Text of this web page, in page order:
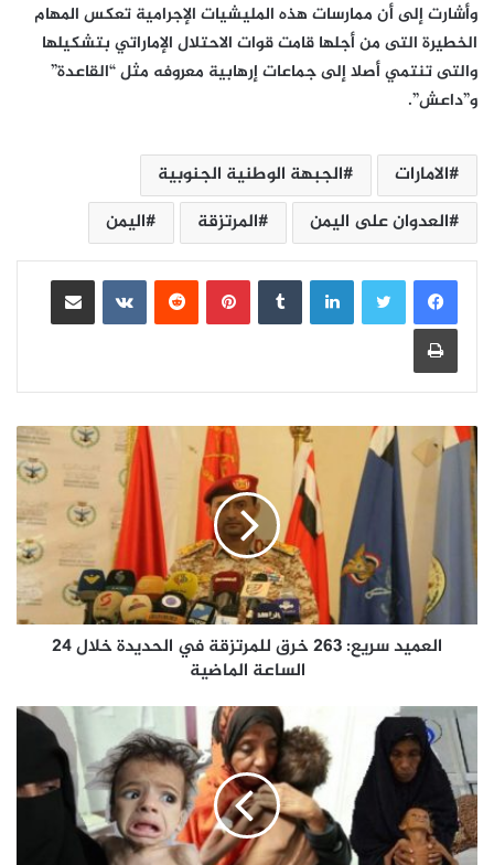
وأشارت إلى أن ممارسات هذه المليشيات الإجرامية تعكس المهام
الخطيرة التى من أجلها قامت قوات الاحتلال الإماراتي بتشكيلها
والتى تنتمي أصلا إلى جماعات إرهابية معروفه مثل “القاعدة”
و”داعش”.
الامارات
الجبهة الوطنية الجنوبية
العدوان على اليمن
المرتزقة اليمن
لينكدإن بينتيريست
مشاركة عبر البريد
طباعة
العميد سريع: 263 خرق للمرتزقة في الحديدة خلال 24
الساعة الماضية